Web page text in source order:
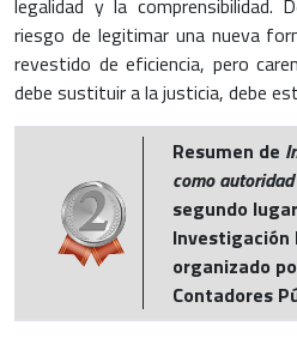
legalidad y la comprensibilidad.
riesgo de legitimar una nueva
revestido de eficiencia, pero
debe sustituir a la justicia, debe
Resumen de
como
segundo
Investigación
organizado
Contadores